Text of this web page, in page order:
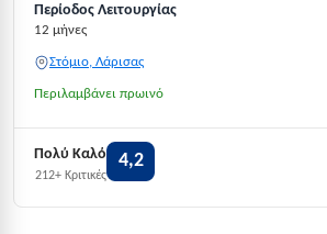
Περίοδος Λειτουργίας
12 μήνες
Στόμιο, Λάρισας
Περιλαμβάνει πρωινό
Πολύ Καλό
212+ Κριτικές
4,2